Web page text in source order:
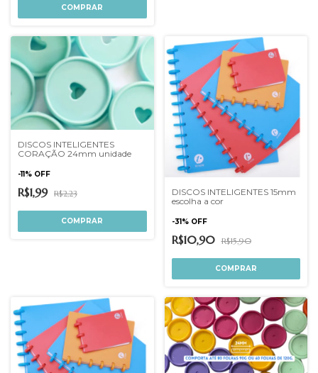
COMPRAR
DISCOS INTELIGENTES
CORAÇÃO 24mm unidade
-11 % OFF
R$1,99 R$2,23
COMPRAR
DISCOS INTELIGENTES 15mm
escolha a cor
-31 % OFF
R$10,90 R$15,90
COMPRAR